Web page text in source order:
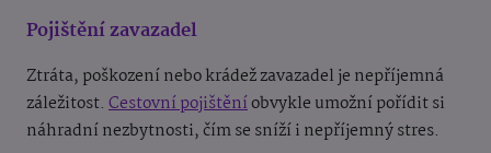
Pojištění zavazadel
Ztráta, poškození nebo krádež zavazadel je nepříjemná
záležitost. Cestovní pojištěníobvykle umožní pořídit si
náhradní nezbytnosti, čím se sníží i nepříjemný stres.